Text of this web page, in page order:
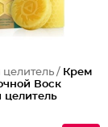
целитель / Крем
Воск
целитель